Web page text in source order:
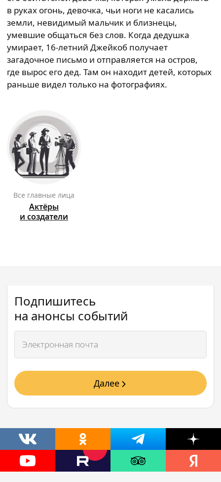
в руках огонь, девочка, чьи ноги не касались
земли, невидимый мальчик и близнецы,
умевшие общаться без слов. Когда дедушка
умирает, 16-летний Джейкоб получает
загадочное письмо и отправляется на остров,
где вырос его дед. Там он находит детей, которых
раньше видел только на фотографиях.
Все главные лица
Актёры
и создатели
Подпишитесь
на анонсы событий
Далее